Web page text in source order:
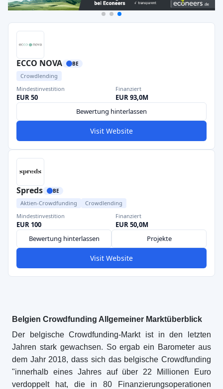
ECCO NOVA BE
Crowdlending
Mindestinvestition
EUR 50
Finanziert
EUR 93,0M
Bewertung hinterlassen
Visit Website
Spreds BE
Aktien-Crowdfunding
Crowdlending
Mindestinvestition
EUR 100
Finanziert
EUR 50,0M
Bewertung hinterlassen
Projekte
Visit Website
Belgien Crowdfunding Allgemeiner Marktüberblick
Der belgische Crowdfunding-Markt ist in den letzten
Jahren stark gewachsen. So ergab ein Barometer aus
dem Jahr 2018, dass sich das belgische Crowdfunding
"innerhalb eines Jahres auf über 22 Millionen Euro
verdoppelt hat, die in 80 Finanzierungsoperationen